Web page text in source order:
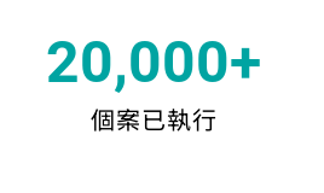
​20,000+
​個案已執行